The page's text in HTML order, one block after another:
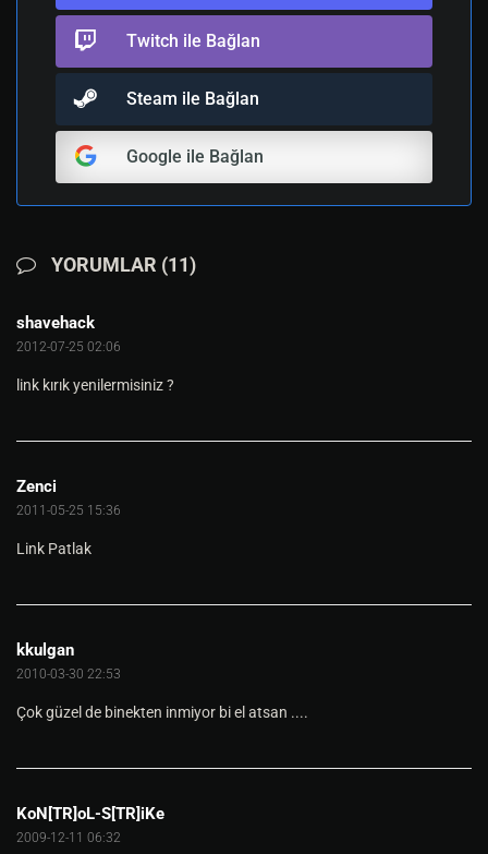
Twitch ile Bağlan
Steam ile Bağlan
Google ile Bağlan
YORUMLAR (11)
shavehack
2012-07-25 02:06
link kırık yenilermisiniz ?
Zenci
2011-05-25 15:36
Link Patlak
kkulgan
2010-03-30 22:53
Çok güzel de binekten inmiyor bi el atsan ....
KoN[TR]oL-S[TR]iKe
2009-12-11 06:32